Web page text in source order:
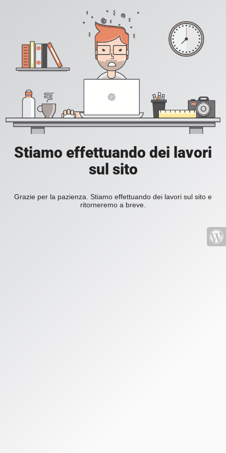
Stiamo effettuando dei lavori
sul sito
Grazie per la pazienza. Stiamo effettuando dei lavori sul sito e
ritorneremo a breve.